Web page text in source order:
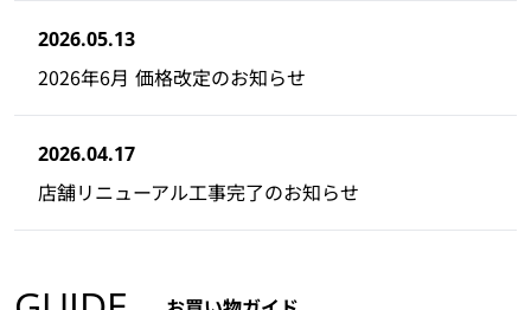
2026.05.13
2026年6月 価格改定のお知らせ
2026.04.17
店舗リニューアル工事完了のお知らせ